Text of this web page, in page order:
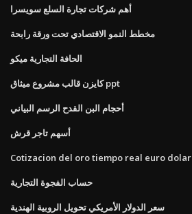
أهم شركات تجارة السلع سويسرا
مخطط النمو الاقتصادي تحت ورقة رابحة
الحافة التجارية ميكو
كايزن قالب مشروع ميثاق ppt
أحجام البن القدح الرسم البياني
أسهم تاجر قرش
Cotizacion del oro tiempo real euro dolar
حساب الفجوة التجارية
سعر الدولار الأمريكي تحويل الروبية الهندية